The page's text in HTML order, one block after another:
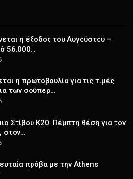
η έξοδος του Αυγούστου –
56.000…
η πρωτοβουλία για τις τιμές
των σούπερ…
Στίβου Κ20: Πέμπτη θέση για τον
στον…
πρόβα με την Athens